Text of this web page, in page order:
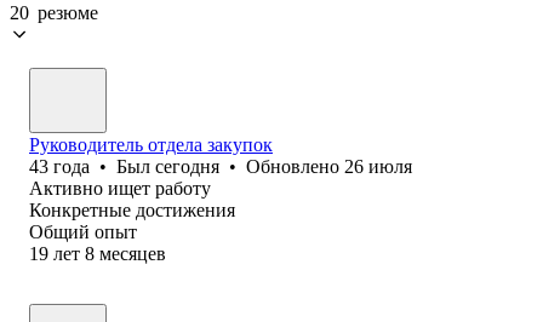
20 резюме
Руководитель отдела закупок
43 года • Был сегодня • Обновлено 26 июля
Активно ищет работу
Конкретные достижения
Общий опыт
19 лет 8 месяцев